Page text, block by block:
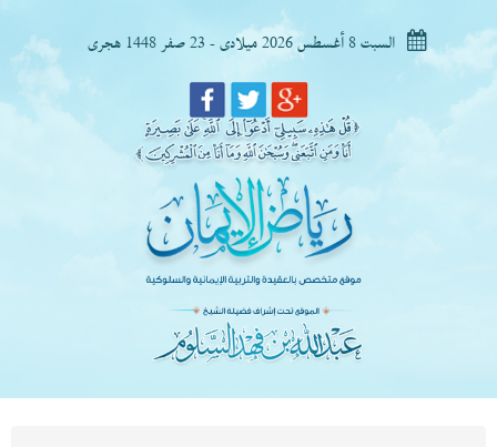
السبت 8 أغسطس 2026 ميلادى - 23 صفر 1448 هجرى